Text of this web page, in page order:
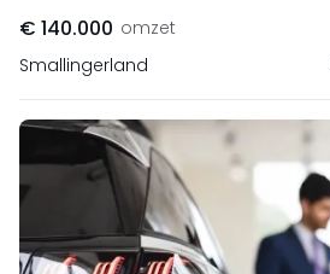
€ 140.000 omzet
Smallingerland